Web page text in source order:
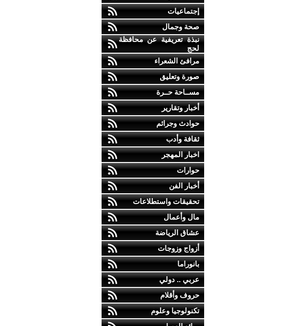
إجتماعيات
صحة وجمال
نبذة تعريفية عن محافظة
لحج
مرافئ الشعراء
صورة وتعليق
مســاحة حــرة
أخبار وتقارير
حوادث وجرائم
ثقافة وأدب
اخبار المهجر
حوارات
أخبار الفن
تحقيقات واستطلاعات
مال وأعمال
عشاق الرياضة
أزواج وزوجات
بانوراما
عربي .. دولي
حروف وأقلام
تكنولوجيا وعلوم